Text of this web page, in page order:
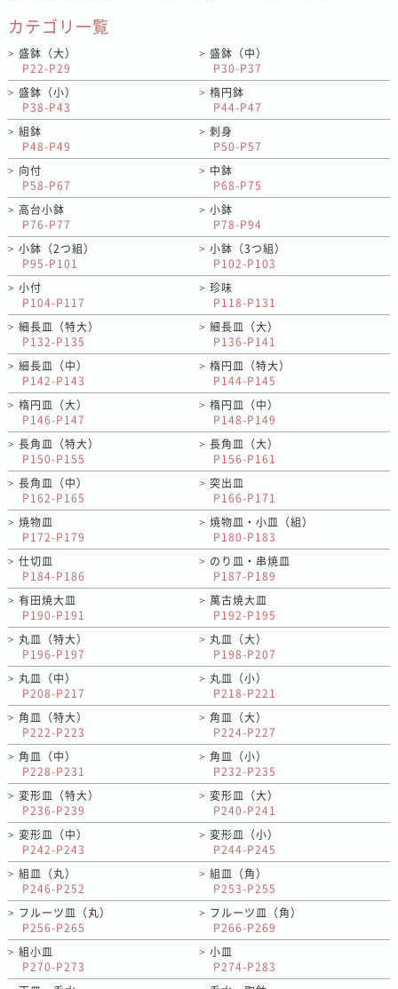
カテゴリ一覧
> 盛鉢（大）
P22-P29
> 盛鉢（中）
P30-P37
> 盛鉢（小）
P38-P43
> 楕円鉢
P44-P47
> 組鉢
P48-P49
> 刺身
P50-P57
> 向付
P58-P67
> 中鉢
P68-P75
> 高台小鉢
P76-P77
> 小鉢
P78-P94
> 小鉢（2つ組）
P95-P101
> 小鉢（3つ組）
P102-P103
> 小付
P104-P117
> 珍味
P118-P131
> 細長皿（特大）
P132-P135
> 細長皿（大）
P136-P141
> 細長皿（中）
P142-P143
> 楕円皿（特大）
P144-P145
> 楕円皿（大）
P146-P147
> 楕円皿（中）
P148-P149
> 長角皿（特大）
P150-P155
> 長角皿（大）
P156-P161
> 長角皿（中）
P162-P165
> 突出皿
P166-P171
> 焼物皿
P172-P179
> 焼物皿・小皿（組）
P180-P183
> 仕切皿
P184-P186
> のり皿・串焼皿
P187-P189
> 有田焼大皿
P190-P191
> 萬古焼大皿
P192-P195
> 丸皿（特大）
P196-P197
> 丸皿（大）
P198-P207
> 丸皿（中）
P208-P217
> 丸皿（小）
P218-P221
> 角皿（特大）
P222-P223
> 角皿（大）
P224-P227
> 角皿（中）
P228-P231
> 角皿（小）
P232-P235
> 変形皿（特大）
P236-P239
> 変形皿（大）
P240-P241
> 変形皿（中）
P242-P243
> 変形皿（小）
P244-P245
> 組皿（丸）
P246-P252
> 組皿（角）
P253-P255
> フルーツ皿（丸）
P256-P265
> フルーツ皿（角）
P266-P269
> 組小皿
P270-P273
> 小皿
P274-P283